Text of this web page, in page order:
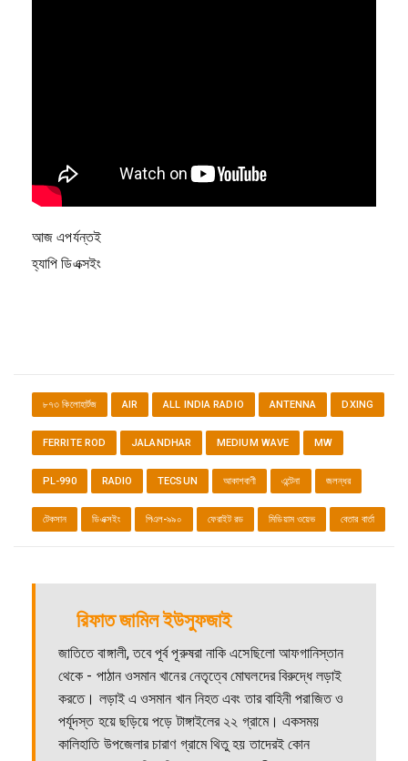
আজ এপর্যন্তই
হ্যাপি ডিএক্সইং
৮৭৩ কিলোহার্টজ AIR ALL INDIA RADIO ANTENNA DXING
FERRITE ROD JALANDHAR MEDIUM WAVE MW
PL-990 RADIO TECSUN আকাশবাণী এন্টেনা জলন্ধর
টেকসান ডিএক্সইং পিএল-৯৯০ ফেরাইট রড মিডিয়াম ওয়েভ বেতার বার্তা
রিফাত জামিল ইউসুফজাই
জাতিতে বাঙ্গালী, তবে পূর্ব পূরুষরা নাকি এসেছিলো আফগানিস্তান
থেকে - পাঠান ওসমান খানের নেতৃত্বে মোঘলদের বিরুদ্ধে লড়াই
করতে। লড়াই এ ওসমান খান নিহত এবং তার বাহিনী পরাজিত ও
পর্যূদস্ত হয়ে ছড়িয়ে পড়ে টাঙ্গাইলের ২২ গ্রামে। একসময়
কালিহাতি উপজেলার চারাণ গ্রামে থিতু হয় তাদেরই কোন